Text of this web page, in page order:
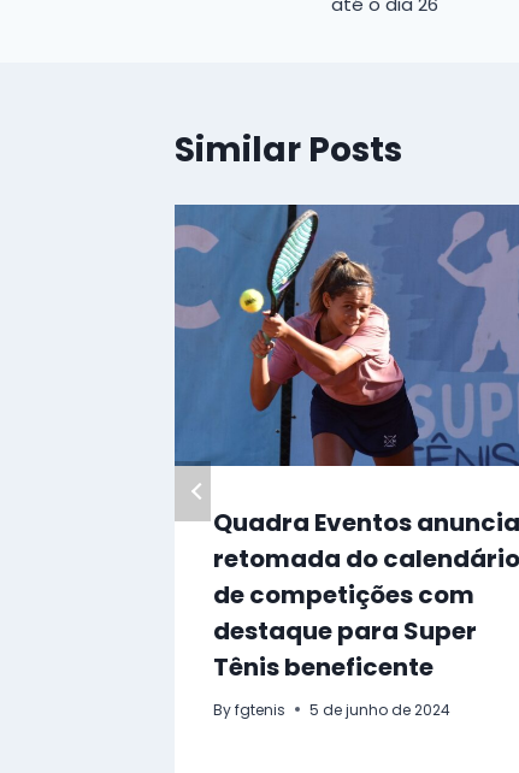
Similar Posts
Quadra Eventos anuncia
retomada do calendário
de competições com
destaque para Super
Tênis beneficente
Byfgtenis 5 de junho de 2024